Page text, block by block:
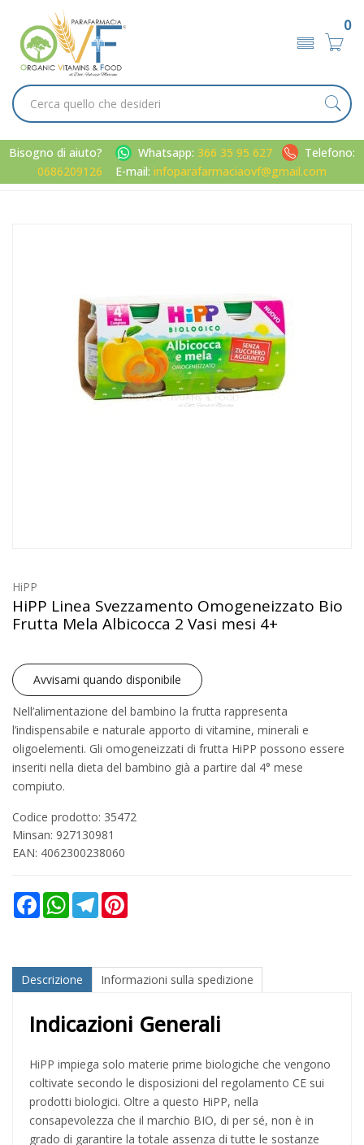
0
Bisogno di aiuto? Whatsapp: 366 35 95 627
Telefono:
0686209126
E-mail: infoparafarmaciaovf@gmail.com
HiPP
HiPP Linea Svezzamento Omogeneizzato Bio
Frutta Mela Albicocca 2 Vasi mesi 4+
Avvisami quando disponibile
Nell’alimentazione del bambino la frutta rappresenta
l’indispensabile e naturale apporto di vitamine, minerali e
oligoelementi. Gli omogeneizzati di frutta HiPP possono essere
inseriti nella dieta del bambino già a partire dal 4° mese
compiuto.
Codice prodotto: 35472
Minsan: 927130981
EAN: 4062300238060
FacebookWhatsAppTelegram
Descrizione Informazioni sulla spedizione
Indicazioni Generali
HiPP impiega solo materie prime biologiche che vengono
coltivate secondo le disposizioni del regolamento CE sui
prodotti biologici. Oltre a questo HiPP, nella
consapevolezza che il marchio BIO, di per sé, non è in
grado di garantire la totale assenza di tutte le sostanze